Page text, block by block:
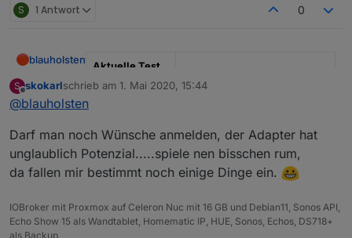
S 1 Antwort 0
blauholsten
Aktuelle Test
Version
3.6.x
Github Link
https://github.com/misanorot/
ioBroker.alarm
Hier Adapter Beschreibung, Changelog etc.
S
Offline
skokarlschrieb am 1. Mai 2020, 15:44
zuletzt editiert von
@blauholsten
Darf man noch Wünsche anmelden, der Adapter hat
unglaublich Potenzial.....spiele nen bisschen rum,
da fallen mir bestimmt noch einige Dinge ein.
IOBroker mit Proxmox auf Celeron Nuc mit 16 GB und Debian11, Sonos API,
Echo Show 15 als Wandtablet, Homematic IP, HUE, Sonos, Echos, DS718+
als Backup